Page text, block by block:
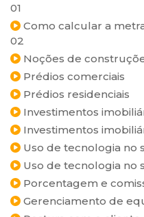
01
Como calcular a
02
Noções de
Prédios comerciais
Prédios residenciais
Investimentos
Investimentos
Uso de tecnologia no
Uso de tecnologia no
Porcentagem e
Gerenciamento de